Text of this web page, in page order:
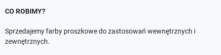
CO ROBIMY?
Sprzedajemy farby proszkowe do zastosowań wewnętrznych i
zewnętrznych.